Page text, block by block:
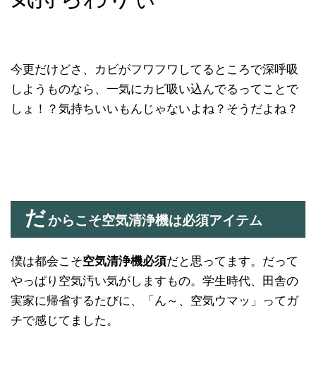
今更だけどさ、カビがフワフワしてるところで深呼吸
しようものなら、一気にカビ吸い込んでるってことで
しょ！？気持ちいいもんじゃないよね？そうだよね？
だからこそ空気清浄機は必須アイテム
僕は都会こそ空気清浄機必須だと思ってます。だって
やっぱり空気汚い気がしますもの。学生時代、田舎の
実家に帰省するたびに、「ん～、空気ウマッ」ってガ
チで感じてました。